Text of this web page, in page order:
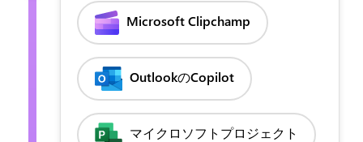
Microsoft Clipchamp
OutlookのCopilot
マイクロソフトプロジェクト